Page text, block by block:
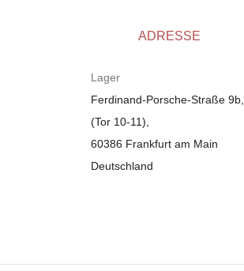
)
Muuto
Flexform (0)
Segmüller (0
USM Haller (0)
Arcada Swing
Living Divani (0)
ADRESSE
Lager
Ferdinand-Porsche-Straße 9b,
(Tor 10-11),
60386 Frankfurt am Main
Deutschland